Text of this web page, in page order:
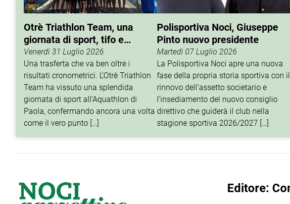
Otrè Triathlon Team, una
giornata di sport, tifo e
condivisione
Venerdì 31 Luglio 2026
Una trasferta che va ben oltre i
risultati cronometrici. L’Otrè Triathlon
Team ha vissuto una splendida
giornata di sport all’Aquathlon di
Paola, confermando ancora una volta
come il vero punto […]
Polisportiva Noci, Giuseppe
Pinto nuovo presidente
Martedì 07 Luglio 2026
La Polisportiva Noci apre una nuova
fase della propria storia sportiva con il
rinnovo dell’assetto societario e
l’insediamento del nuovo consiglio
direttivo che guiderà il club nella
stagione sportiva 2026/2027 […]
Editore: